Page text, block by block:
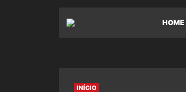
HOME
INÍCIO